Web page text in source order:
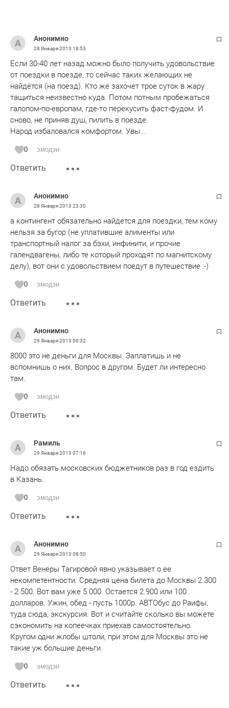
Анонимно
28 Января 2013 18:53
Если 30-40 лет назад можно было получить удовольствие
от поездки в поезде, то сейчас таких желающих не
найдётся (на поезд). Кто же захочет трое суток в жару
тащиться неизвестно куда. Потом потным пробежаться
галопом-по-европам, где-то перекусить фаст-фудом. И
сново, не приняв душ, пилить в поезде.
Народ избаловался комфортом. Увы...
0 эмодзи
Ответить
Анонимно
28 Января 2013 23:30
а контингент обязательно найдется для поездки, тем кому
нельзя за бугор (не уплатившие алименты или
транспортный налог за бэхи, инфинити, и прочие
галендвагены, либо те который проходят по магнитскому
делу), вот они с удовольствием поедут в путешествие :-)
0 эмодзи
Ответить
Анонимно
29 Января 2013 00:32
8000 это не деньги для Москвы. Заплатишь и не
вспомнишь о них. Вопрос в другом. Будет ли интересно
там.
0 эмодзи
Ответить
Рамиль
29 Января 2013 07:16
Надо обязать московских бюджетников раз в год ездить
в Казань..
0 эмодзи
Ответить
Анонимно
29 Января 2013 08:50
Ответ Венеры Тагировой явно указывает о ее
некомпетентности. Средняя цена билета до Москвы 2.300
- 2.500. Вот вам уже 5.000. Остается 2.900 или 100
долларов. Ужин, обед - пусть 1000р. АВТОбус до Раифы,
туда сюда, экскурсия. Вот и считайте сколько вы можете
сэкономить на копеечках приехав самостоятельно.
Кругом одни жлобы штоли, при этом для Москвы это не
такие уж большие деньги.
0 эмодзи
Ответить